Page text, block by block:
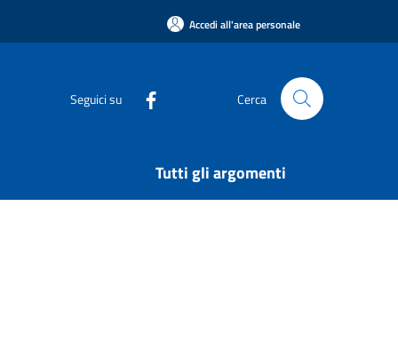
Accedi all'area personale
Seguici su Cerca
Tutti gli argomenti